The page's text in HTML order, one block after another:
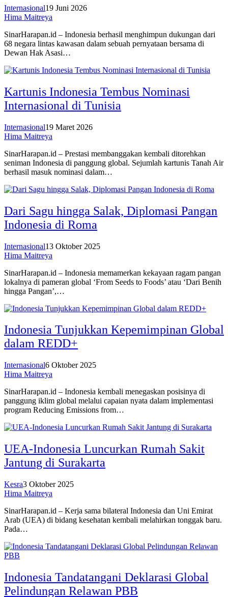
Internasional19 Juni 2026
Hima Maitreya
SinarHarapan.id – Indonesia berhasil menghimpun dukungan dari
68 negara lintas kawasan dalam sebuah pernyataan bersama di
Dewan Hak Asasi…
Kartunis Indonesia Tembus Nominasi
Internasional di Tunisia
Internasional19 Maret 2026
Hima Maitreya
SinarHarapan.id – Prestasi membanggakan kembali ditorehkan
seniman Indonesia di panggung global. Sejumlah kartunis Tanah Air
berhasil masuk nominasi dalam…
Dari Sagu hingga Salak, Diplomasi Pangan
Indonesia di Roma
Internasional13 Oktober 2025
Hima Maitreya
SinarHarapan.id – Indonesia memamerkan kekayaan ragam pangan
lokalnya di pameran global ‘From Seeds to Foods’ atau ‘Dari Benih
hingga Pangan’,…
Indonesia Tunjukkan Kepemimpinan Global
dalam REDD+
Internasional6 Oktober 2025
Hima Maitreya
SinarHarapan.id – Indonesia kembali menegaskan posisinya di
panggung iklim global melalui capaian nyata dalam implementasi
program Reducing Emissions from…
UEA-Indonesia Luncurkan Rumah Sakit
Jantung di Surakarta
Kesra3 Oktober 2025
Hima Maitreya
SinarHarapan.id – Kerja sama bilateral Indonesia dan Uni Emirat
Arab (UEA) di bidang kesehatan kembali melahirkan tonggak baru.
Pada…
Indonesia Tandatangani Deklarasi Global
Pelindungan Relawan PBB